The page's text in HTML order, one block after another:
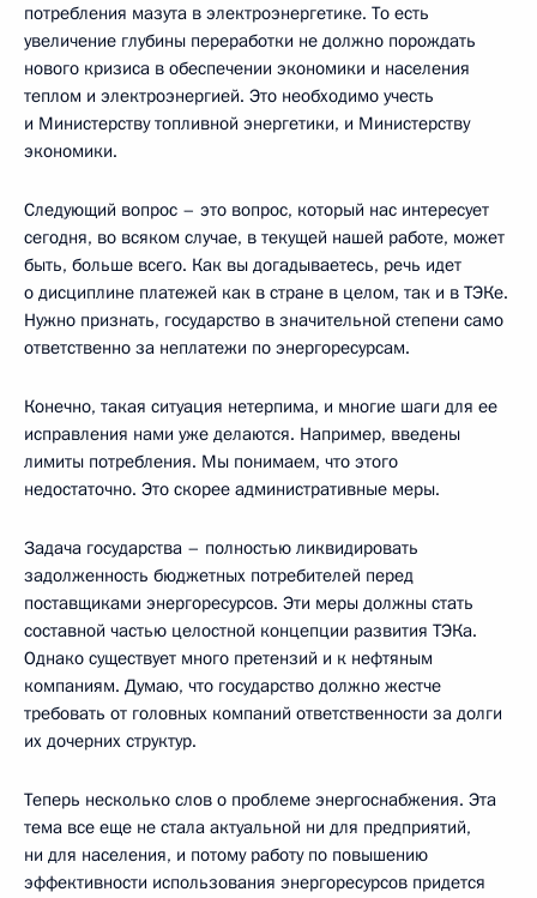
потребления мазута в электроэнергетике. То есть
увеличение глубины переработки не должно порождать
нового кризиса в обеспечении экономики и населения
теплом и электроэнергией. Это необходимо учесть
и Министерству топливной энергетики, и Министерству
экономики.
Следующий вопрос – это вопрос, который нас интересует
сегодня, во всяком случае, в текущей нашей работе, может
быть, больше всего. Как вы догадываетесь, речь идет
о дисциплине платежей как в стране в целом, так и в ТЭКе.
Нужно признать, государство в значительной степени само
ответственно за неплатежи по энергоресурсам.
Конечно, такая ситуация нетерпима, и многие шаги для ее
исправления нами уже делаются. Например, введены
лимиты потребления. Мы понимаем, что этого
недостаточно. Это скорее административные меры.
Задача государства – полностью ликвидировать
задолженность бюджетных потребителей перед
поставщиками энергоресурсов. Эти меры должны стать
составной частью целостной концепции развития ТЭКа.
Однако существует много претензий и к нефтяным
компаниям. Думаю, что государство должно жестче
требовать от головных компаний ответственности за долги
их дочерних структур.
Теперь несколько слов о проблеме энергоснабжения. Эта
тема все еще не стала актуальной ни для предприятий,
ни для населения, и потому работу по повышению
эффективности использования энергоресурсов придется